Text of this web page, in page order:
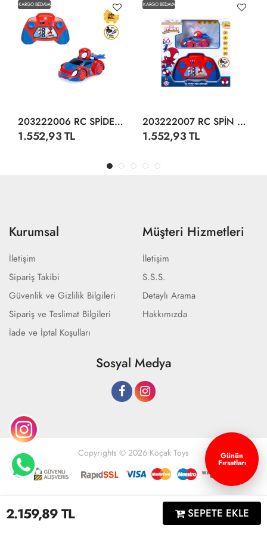
2.159,89TL SEPETE EKLE
KARGO BEDAVA
203222006 RC SPİDEY WEB-CRAWLER 1 50
1.552,93 TL
KARGO BEDAVA
203222007 RC SPİN TECHNO-RACER 1 50
1.552,93 TL
Kurumsal
İletişim
Sipariş Takibi
Güvenlik ve Gizlilik Bilgileri
Sipariş ve Teslimat Bilgileri
İade ve İptal Koşulları
Müşteri Hizmetleri
İletişim
S.S.S.
Detaylı Arama
Hakkımızda
Sosyal Medya
Copyrights © 2026 Koçak Toys
Geliştir - powered by innovation
Sipariş Takibi İletişim
Günün
Fırsatları